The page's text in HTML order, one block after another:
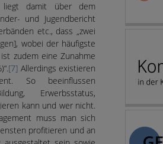
liegt damit über dem
und Jugendbericht
etc., dass „zwei
wobei der häufigste
zudem eine Zunahme
[7] Allerdings existieren
So beeinflussen
Erwerbsstatus,
kann und wer nicht.
muss man sich
profitieren und an